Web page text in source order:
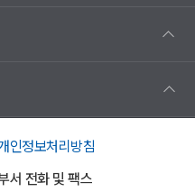
인정보처리방침
서 전화 및 팩스